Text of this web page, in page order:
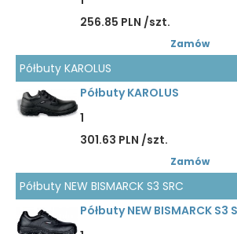
256.85 PLN /szt.
Zamów
Półbuty KAROLUS
Półbuty KAROLUS
1
301.63 PLN /szt.
Zamów
Półbuty NEW BISMARCK S3 SRC
Półbuty NEW BISMARCK S3